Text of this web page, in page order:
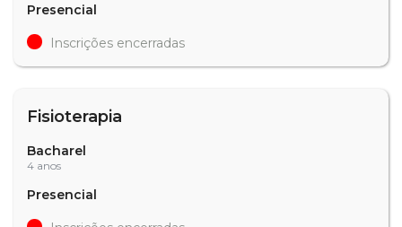
Presencial
Inscrições encerradas
Fisioterapia
Bacharel
4 anos
Presencial